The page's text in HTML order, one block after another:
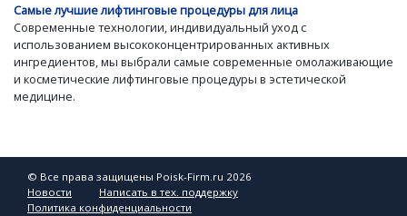
Самые лучшие лифтинговые процедуры для лица
Современные технологии, индивидуальный уход с
использованием высококонцентрированных активных
ингредиентов, мы выбрали самые современные омолаживающие
и косметические лифтинговые процедуры в эстетической
медицине.
© Все права защищены Poisk-Firm.ru 2026
Новости
Написать в тех. поддержку
Политика конфиденциальности